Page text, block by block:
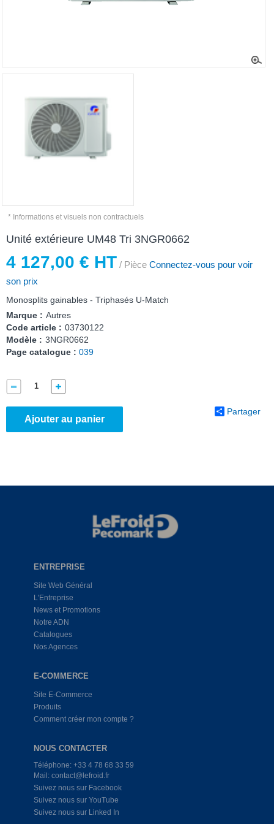
* Informations et visuels non contractuels
Unité extérieure UM48 Tri 3NGR0662
4 127,00 € HT / Pièce Connectez-vous pour voir
son prix
Monosplits gainables - Triphasés U-Match
Marque : Autres
Code article : 03730122
Modèle : 3NGR0662
Page catalogue : 039
Ajouter au panier
Partager
ENTREPRISE
Site Web Général
L'Entreprise
News et Promotions
Notre ADN
Catalogues
Nos Agences
E-COMMERCE
Site E-Commerce
Produits
Comment créer mon compte ?
NOUS CONTACTER
Téléphone: +33 4 78 68 33 59
Mail: contact@lefroid.fr
Suivez nous sur Facebook
Suivez nous sur YouTube
Suivez nous sur Linked In